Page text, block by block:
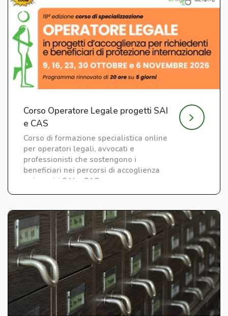
Corso Operatore Legale progetti SAI
e CAS
Corso di formazione specialistica online
per operatori legali, avvocati e
professionisti che sostengono i
beneficiari nei percorsi di accoglienza
nei servizi SAI e CAS.